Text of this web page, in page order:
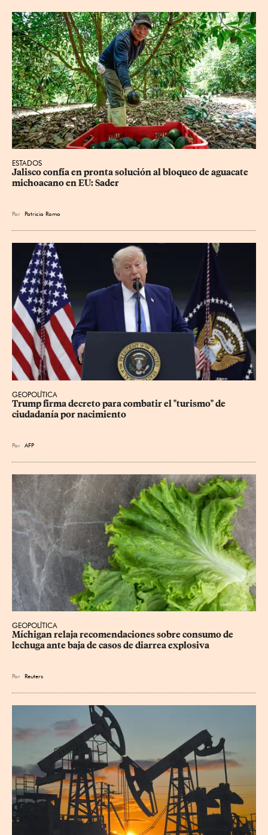
ESTADOS
Jalisco confía en pronta solución al bloqueo de aguacate
michoacano en EU: Sader
Por Patricia Romo
GEOPOLÍTICA
Trump firma decreto para combatir el "turismo" de
ciudadanía por nacimiento
Por AFP
GEOPOLÍTICA
Míchigan relaja recomendaciones sobre consumo de
lechuga ante baja de casos de diarrea explosiva
Por Reuters